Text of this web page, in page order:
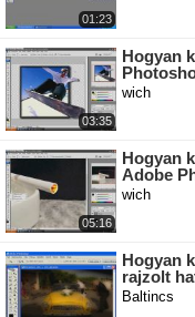
01:23
03:35
Hogyan
wich
05:16
Hogyan
Adobe
wich
Hogyan
rajzolt
Baltincs